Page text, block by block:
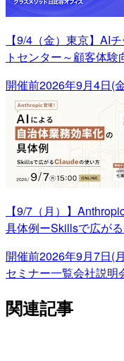
【9/4（金）東京】AI
トセンター～顧客体
開催前2026年9月4日(
【9/7（月）】
具体例ーSkillsで広が
開催前2026年9月7日(
セミナー一覧会社説明
関連記事